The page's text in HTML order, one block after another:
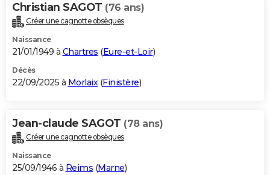
Christian SAGOT (76 ans)
Créer une cagnotte obsèques
Naissance
21/01/1949 à Chartres (Eure-et-Loir)
Décès
22/09/2025 à Morlaix(Finistère)
Jean-claude SAGOT (78 ans)
Créer une cagnotte obsèques
Naissance
25/09/1946 à Reims (Marne)